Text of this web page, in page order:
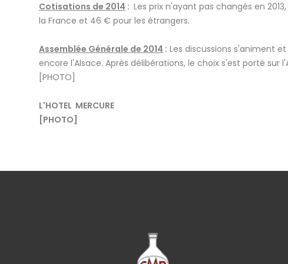
Cotisations de 2014 : Les prix n'ayant pas changés en
la France et 46 € pour les étrangers.
Assemblée Générale de 2014 : Les discussions s'animent
encore l'Alsace. Après délibérations, le choix s'est porté sur
[PHOTO]
L'HOTEL MERCURE
[PHOTO]